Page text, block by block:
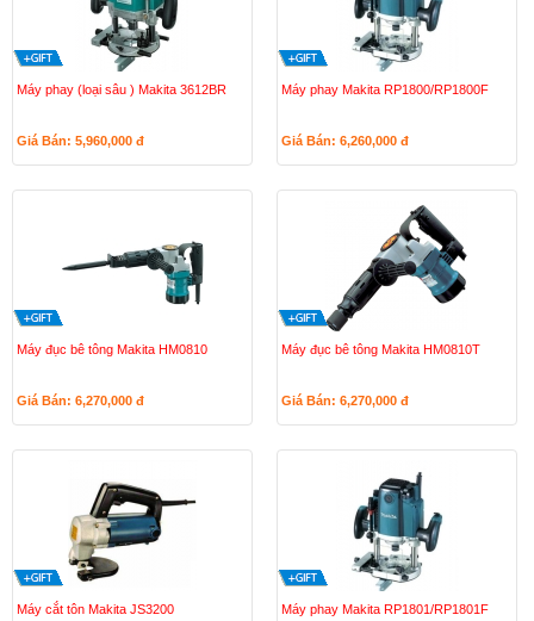
Máy phay (loại sâu ) Makita 3612BR
Giá Bán: 5,960,000 đ
Máy phay Makita RP1800/RP1800F
Giá Bán: 6,260,000 đ
Máy đục bê tông Makita HM0810
Giá Bán: 6,270,000 đ
Máy đục bê tông Makita HM0810T
Giá Bán: 6,270,000 đ
Máy cắt tôn Makita JS3200 Máy phay Makita RP1801/RP1801F